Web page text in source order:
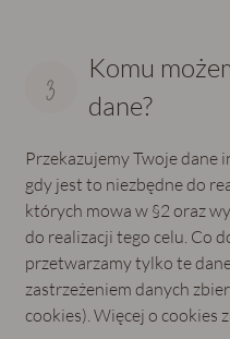
Komu
dane?
Przekazujemy Twoje
gdy jest to niezbędne do
których mowa w §2 oraz
do realizacji tego celu. Co
przetwarzamy tylko te
zastrzeżeniem danych
cookies). Więcej o cookies